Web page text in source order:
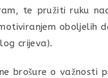
te pružiti ruku
oboljelih
crijeva).
brošure o važnosti